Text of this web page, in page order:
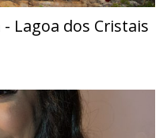
Lagoa dos Cristais